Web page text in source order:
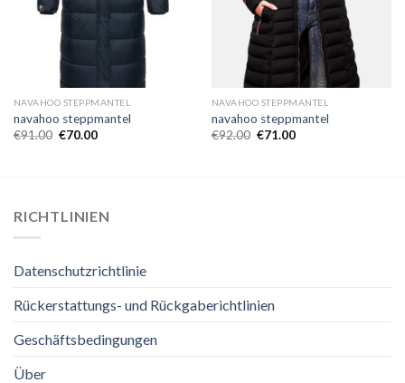
NAVAHOO STEPPMANTEL
navahoo steppmantel
€91.00 €70.00
NAVAHOO STEPPMANTEL
navahoo steppmantel
€92.00 €71.00
RICHTLINIEN
Datenschutzrichtlinie
Rückerstattungs- und Rückgaberichtlinien
Geschäftsbedingungen
Über